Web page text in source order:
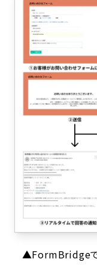
▲FormBridgeで